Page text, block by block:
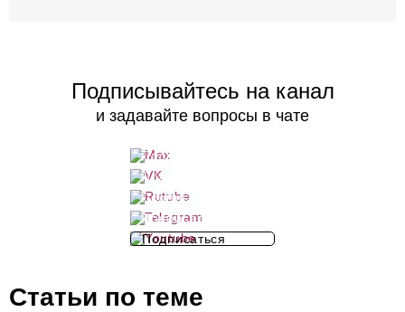
Подписывайтесь на канал
и задавайте вопросы в чате
Подписаться
Подписаться
Подписаться
Подписаться
Подписаться
Статьи по теме